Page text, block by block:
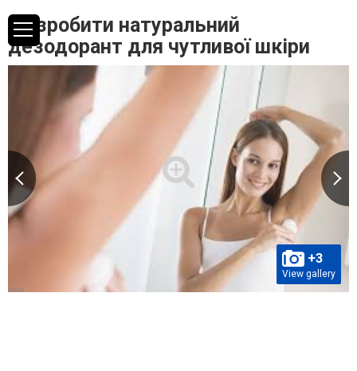
Як зробити натуральний
дезодорант для чутливої шкіри
+3
View gallery